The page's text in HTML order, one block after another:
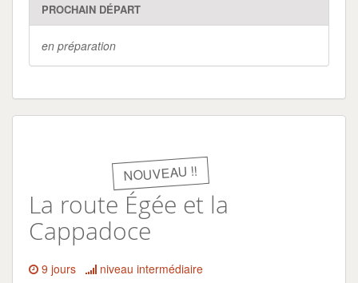
PROCHAIN DÉPART
en préparation
NOUVEAU !!
La route Égée et la
Cappadoce
9 jours
niveau intermédiaire